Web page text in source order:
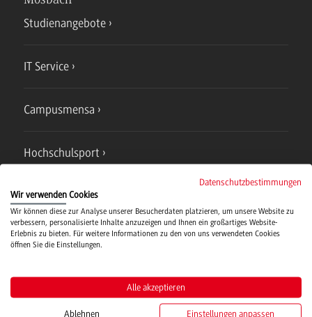
Studienangebote
IT Service
Campusmensa
Hochschulsport
Verwaltung
Bad Mergentheim
Datenschutzbestimmungen
Wir verwenden Cookies
Wir können diese zur Analyse unserer Besucherdaten platzieren, um unsere Website zu
verbessern, personalisierte Inhalte anzuzeigen und Ihnen ein großartiges Website-
Erlebnis zu bieten. Für weitere Informationen zu den von uns verwendeten Cookies
öffnen Sie die Einstellungen.
Alle akzeptieren
Ablehnen Einstellungen anpassen